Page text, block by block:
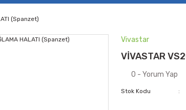
(Spanzet)
Vivastar
VİVASTAR
0 - Yorum Yap
Stok Kodu